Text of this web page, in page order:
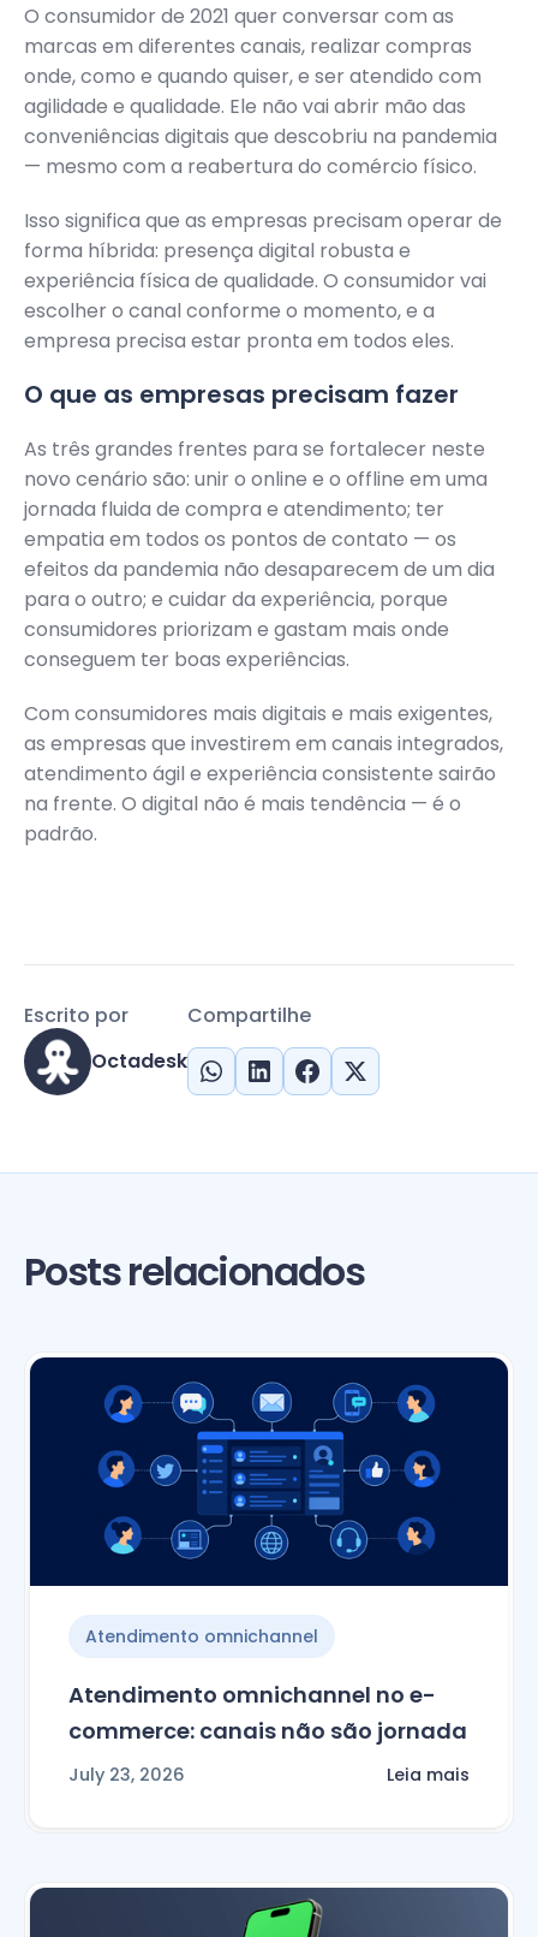
O consumidor de 2021 quer conversar com as
marcas em diferentes canais, realizar compras
onde, como e quando quiser, e ser atendido com
agilidade e qualidade. Ele não vai abrir mão das
conveniências digitais que descobriu na pandemia
— mesmo com a reabertura do comércio físico.
Isso significa que as empresas precisam operar de
forma híbrida: presença digital robusta e
experiência física de qualidade. O consumidor vai
escolher o canal conforme o momento, e a
empresa precisa estar pronta em todos eles.
O que as empresas precisam fazer
As três grandes frentes para se fortalecer neste
novo cenário são: unir o online e o offline em uma
jornada fluida de compra e atendimento; ter
empatia em todos os pontos de contato — os
efeitos da pandemia não desaparecem de um dia
para o outro; e cuidar da experiência, porque
consumidores priorizam e gastam mais onde
conseguem ter boas experiências.
Com consumidores mais digitais e mais exigentes,
as empresas que investirem em canais integrados,
atendimento ágil e experiência consistente sairão
na frente. O digital não é mais tendência — é o
padrão.
Compartilhe
Escrito por
Octadesk
Posts relacionados
Atendimento omnichannel
Atendimento omnichannel no e-
commerce: canais não são jornada
July 23, 2026 Leia mais